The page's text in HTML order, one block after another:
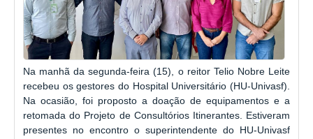
Na manhã da segunda-feira (15), o reitor Telio Nobre Leite
recebeu os gestores do Hospital Universitário (HU-Univasf).
Na ocasião, foi proposto a doação de equipamentos e a
retomada do Projeto de Consultórios Itinerantes. Estiveram
presentes no encontro o superintendente do HU-Univasf